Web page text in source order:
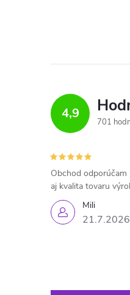
4,9
701
Mili
21.7.2026
Obchod
aj kvalita tovaru